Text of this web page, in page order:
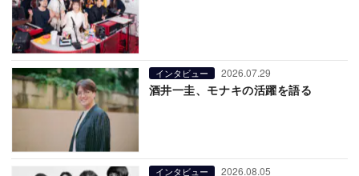
インタビュー 2026.07.29
酒井一圭、モナキの活躍を語る
インタビュー 2026.08.05